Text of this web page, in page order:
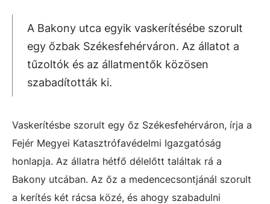
A Bakony utca egyik vaskerítésébe szorult
egy őzbak Székesfehérváron. Az állatot a
tűzoltók és az állatmentők közösen
szabadították ki.
Vaskerítésbe szorult egy őz Székesfehérváron, írja a
Fejér Megyei Katasztrófavédelmi Igazgatóság
honlapja. Az állatra hétfő délelőtt találtak rá a
Bakony utcában. Az őz a medencecsontjánál szorult
a kerítés két rácsa közé, és ahogy szabadulni